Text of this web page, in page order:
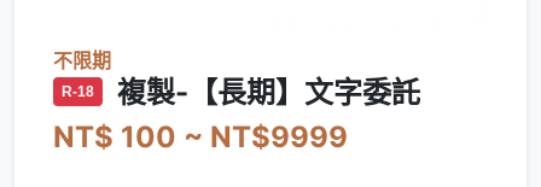
不限期
R-18
複製-【長期】文字委託
NT$ 100 ~ NT$9999